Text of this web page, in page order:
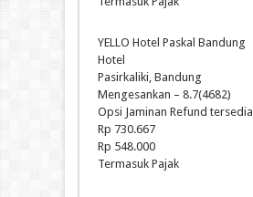
YELLO Hotel Paskal Bandung
Hotel
Pasirkaliki, Bandung
Mengesankan – 8.7(4682)
Opsi Jaminan Refund tersedia
Rp 730.667
Rp 548.000
Termasuk Pajak